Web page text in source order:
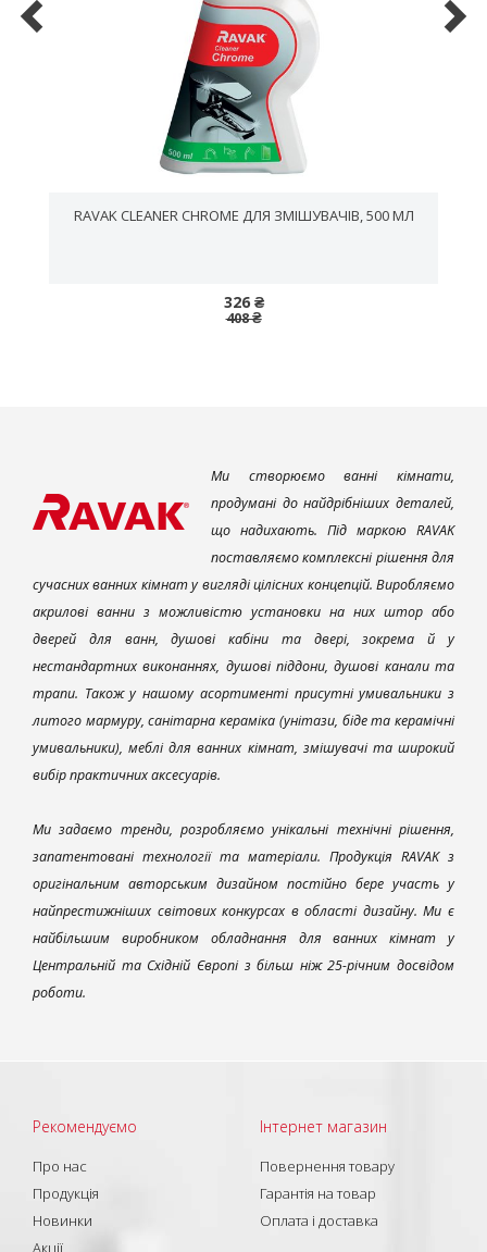
RAVAK CLEANER CHROME ДЛЯ ЗМІШУВАЧІВ, 500 МЛ
326 ₴
408 ₴
Ми створюємо ванні кімнати,
продумані до найдрібніших деталей,
що надихають. Під маркою RAVAK
поставляємо комплексні рішення для
сучасних ванних кімнат у вигляді цілісних концепцій. Виробляємо
акрилові ванни з можливістю установки на них штор або
дверей для ванн, душові кабіни та двері, зокрема й у
нестандартних виконаннях, душові піддони, душові канали та
трапи. Також у нашому асортименті присутні умивальники з
литого мармуру, санітарна кераміка (унітази, біде та керамічні
умивальники), меблі для ванних кімнат, змішувачі та широкий
вибір практичних аксесуарів.
Ми задаємо тренди, розробляємо унікальні технічні рішення,
запатентовані технології та матеріали. Продукція RAVAK з
оригінальним авторським дизайном постійно бере участь у
найпрестижніших світових конкурсах в області дизайну. Ми є
найбільшим виробником обладнання для ванних кімнат у
Центральній та Східній Європі з більш ніж 25-річним досвідом
роботи.
Рекомендуємо
Про нас
Продукція
Новинки
Акції
Інтернет магазин
Повернення товару
Гарантія на товар
Оплата і доставка